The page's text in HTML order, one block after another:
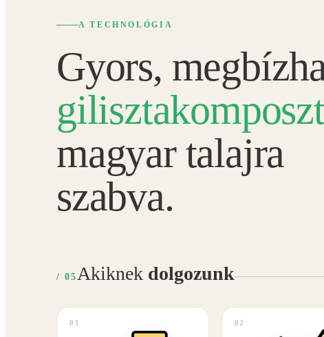
A TECHNOLÓGIA
Gyors,
magyar talajra
szabva.
/ 05 Akiknek dolgozunk
01 02